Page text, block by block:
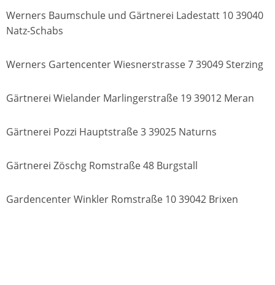
Werners Baumschule und Gärtnerei Ladestatt 10 39040
Natz-Schabs
Werners Gartencenter Wiesnerstrasse 7 39049 Sterzing
Gärtnerei Wielander Marlingerstraße 19 39012 Meran
Gärtnerei Pozzi Hauptstraße 3 39025 Naturns
Gärtnerei Zöschg Romstraße 48 Burgstall
Gardencenter Winkler Romstraße 10 39042 Brixen